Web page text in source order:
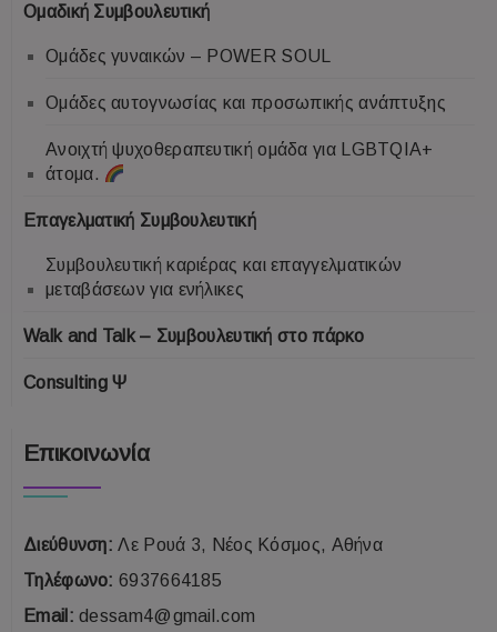
Ομαδική Συμβουλευτική
Ομάδες γυναικών – POWER SOUL
Ομάδες αυτογνωσίας και προσωπικής ανάπτυξης
Ανοιχτή ψυχοθεραπευτική ομάδα για LGBTQIA+
άτομα.
Επαγελματική Συμβουλευτική
Συμβουλευτική καριέρας και επαγγελματικών
μεταβάσεων για ενήλικες
Walk and Talk – Συμβουλευτική στο πάρκο
Consulting Ψ
Επικοινωνία
Διεύθυνση: Λε Ρουά 3, Νέος Κόσμος, Αθήνα
Τηλέφωνο: 6937664185
Email: dessam4@gmail.com